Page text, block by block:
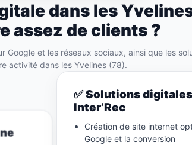
dans les
assez de clients ?
Google et les réseaux sociaux, ainsi que les
activité dans les Yvelines (78).
✅ Solutions
Inter’Rec
Création de site internet
Google et la conversion